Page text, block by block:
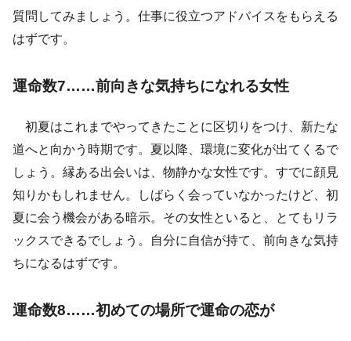
質問してみましょう。仕事に役立つアドバイスをもらえる
はずです。
運命数7……前向きな気持ちになれる女性
初夏はこれまでやってきたことに区切りをつけ、新たな
道へと向かう時期です。夏以降、環境に変化が出てくるで
しょう。縁ある出会いは、物静かな女性です。すでに顔見
知りかもしれません。しばらく会っていなかったけど、初
夏に会う機会がある暗示。その女性といると、とてもリラ
ックスできるでしょう。自分に自信が持て、前向きな気持
ちになるはずです。
運命数8……初めての場所で運命の恋が